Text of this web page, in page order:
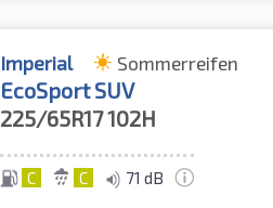
Imperial Sommerreifen
EcoSport SUV
225/65R17102H
C C 71 dB